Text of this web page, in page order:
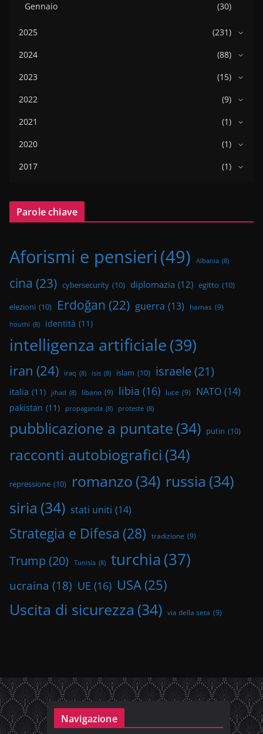
Gennaio (30)
2025
(231)
2024
(88)
2023
(15)
2022
(9)
2021
(1)
2020
(1)
2017
(1)
Parole chiave
Aforismi e pensieri (49) Albania (8)
cina (23) cybersecurity (10) diplomazia (12) egitto (10)
elezioni (10) Erdoğan (22) guerra (13) hamas (9)
houthi (8) identità (11)
intelligenza artificiale(39)
iran (24) iraq (8) isis (8) islam (10) israele(21)
italia (11) jihad (8) libano (9) libia (16) luce (9) NATO (14)
pakistan (11) propaganda (8) proteste (8)
pubblicazione a puntate (34) putin (10)
racconti autobiografici (34)
repressione (10) romanzo (34) russia (34)
siria (34) stati uniti (14)
Strategia e Difesa (28) tradizione (9)
Trump (20) Tunisia (8) turchia(37)
ucraina (18) UE (16) USA (25)
Uscita di sicurezza (34) via della seta (9)
Navigazione